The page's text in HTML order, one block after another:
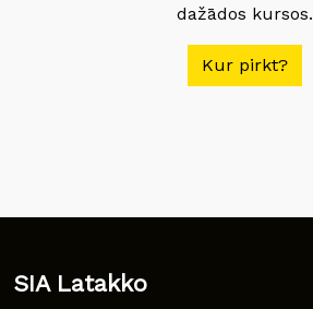
dažādos kursos.
Kur pirkt?
SIA Latakko